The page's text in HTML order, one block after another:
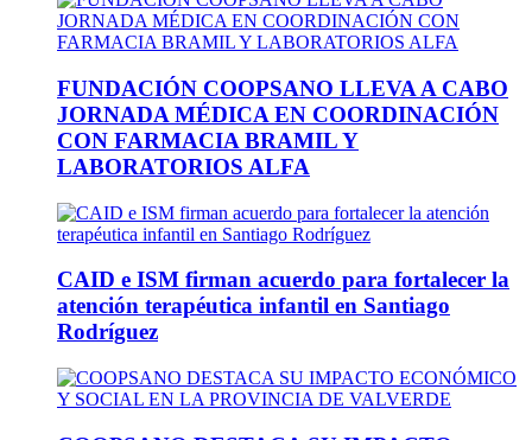
FUNDACIÓN COOPSANO LLEVA A CABO
JORNADA MÉDICA EN COORDINACIÓN
CON FARMACIA BRAMIL Y
LABORATORIOS ALFA
CAID e ISM firman acuerdo para fortalecer la
atención terapéutica infantil en Santiago
Rodríguez